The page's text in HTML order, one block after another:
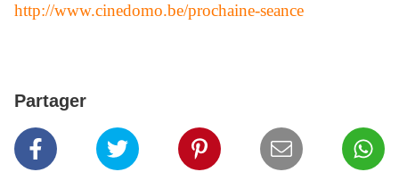
http://www.cinedomo.be/prochaine-seance
Partager